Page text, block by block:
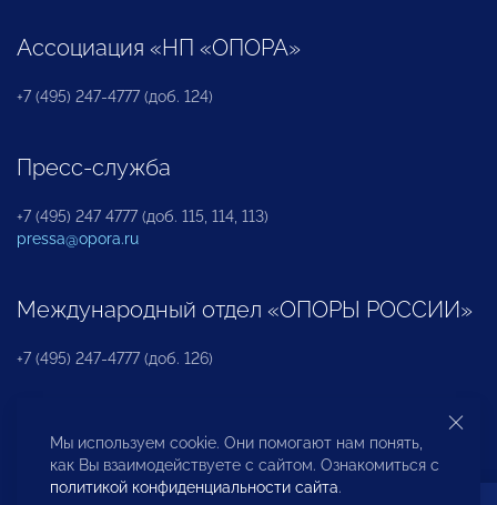
Ассоциация «НП «ОПОРА»
+7 (495) 247-4777 (доб. 124)
Пресс-служба
+7 (495) 247 4777 (доб. 115, 114, 113)
pressa@opora.ru
Международный отдел «ОПОРЫ РОССИИ»
+7 (495) 247-4777 (доб. 126)
Бюро по защите прав предпринимателей и
инвесторов
Мы используем cookie. Они помогают нам понять,
как Вы взаимодействуете с сайтом. Ознакомиться с
политикой конфиденциальности сайта.